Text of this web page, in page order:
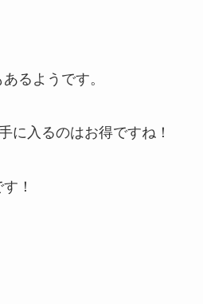
るようです。
に入るのはお得ですね！
！